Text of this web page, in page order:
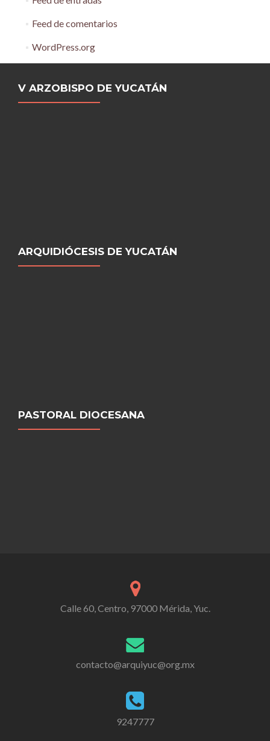
Feed de comentarios
WordPress.org
V ARZOBISPO DE YUCATÁN
ARQUIDIÓCESIS DE YUCATÁN
PASTORAL DIOCESANA
Calle 60, Centro, 97000 Mérida, Yuc.
contacto@arquiyuc@org.mx
9247777